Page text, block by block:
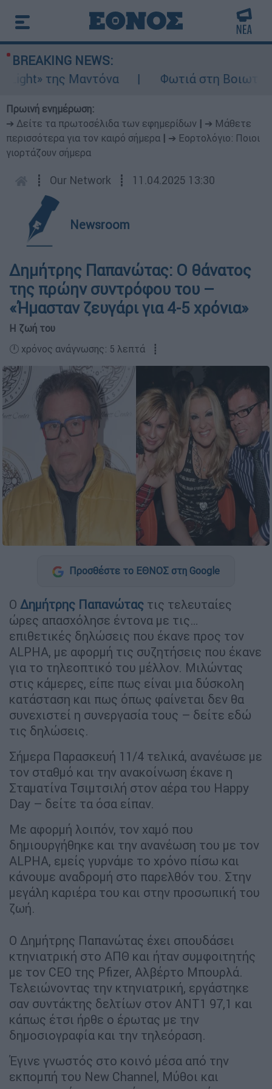
BREAKING NEWS:
της Μαντόνα
Φωτιά στη Βοιωτία:
Πρωινή ενημέρωση:
➔ Δείτε τα πρωτοσέλιδα των εφημερίδων
➔ Μάθετε
περισσότερα για τον καιρό σήμερα
➔ Εορτολόγιο: Ποιοι
γιορτάζουν σήμερα
┋ Our Network ┋ 11.04.2025 13:30
Newsroom
Δημήτρης Παπανώτας: Ο θάνατος
της πρώην συντρόφου του –
«Ήμασταν ζευγάρι για 4-5 χρόνια»
Η ζωή του
🕛 χρόνος ανάγνωσης: 5 λεπτά ┋
Προσθέστε το ΕΘΝΟΣ στη Google
Ο Δημήτρης Παπανώτας τις τελευταίες
ώρες απασχόλησε έντονα με τις…
επιθετικές δηλώσεις που έκανε προς τον
ALPHA, με αφορμή τις συζητήσεις που έκανε
για το τηλεοπτικό του μέλλον. Μιλώντας
στις κάμερες, είπε πως είναι μια δύσκολη
κατάσταση και πως όπως φαίνεται δεν θα
συνεχιστεί η συνεργασία τους – δείτε εδώ
τις δηλώσεις.
Σήμερα Παρασκευή 11/4 τελικά, ανανέωσε με
τον σταθμό και την ανακοίνωση έκανε η
Σταματίνα Τσιμτσιλή στον αέρα του Happy
Day – δείτε τα όσα είπαν.
Με αφορμή λοιπόν, τον χαμό που
δημιουργήθηκε και την ανανέωση του με τον
ALPHA, εμείς γυρνάμε το χρόνο πίσω και
κάνουμε αναδρομή στο παρελθόν του. Στην
μεγάλη καριέρα του και στην προσωπική του
ζωή.
Ο Δημήτρης Παπανώτας έχει σπουδάσει
κτηνιατρική στο ΑΠΘ και ήταν συμφοιτητής
με τον CEO της Pfizer, Αλβέρτο Μπουρλά.
Τελειώνοντας την κτηνιατρική, εργάστηκε
σαν συντάκτης δελτίων στον ΑΝΤ1 97,1 και
κάπως έτσι ήρθε ο έρωτας με την
δημοσιογραφία και την τηλεόραση.
Έγινε γνωστός στο κοινό μέσα από την
εκπομπή του New Channel, Μύθοι και